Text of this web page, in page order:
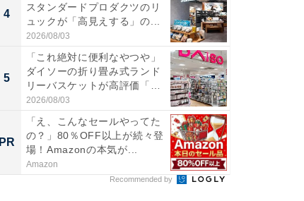
4
スタンダードプロダクツのリ
ュックが「高見えする」の...
2026/08/03
5
「これ絶対に便利なやつや」
ダイソーの折り畳み式ランド
リーバスケットが高評価「使
わ...
2026/08/03
PR
「え、こんなセールやってた
の？」80％OFF以上が続々登
場！Amazonの本気が...
Amazon
Recommended by